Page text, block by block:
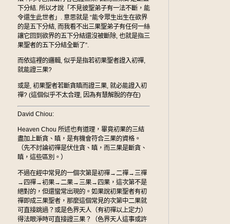
下分結. 所以才說「不見彼聖弟子有一法不斷，能
令還生此世者」. 意思就是 “能令眾生出生在欲界
的是五下分結, 而我看不出三果聖弟子有任何一絲
讓它回到欲界的五下分結還沒被斷除, 也就是指三
果聖者的五下分結全斷了”.
而依這裡的邏輯, 似乎是指若初果聖者證入初禪,
就能證三果?
或是, 初果聖者若斷貪瞋而證三果, 就必能證入初
禪? (這個似乎不太合理, 因為有慧解脫的存在)
David Chiou:
Heaven Chou 所述也有道理，畢竟初果的三結
盡加上斷貪、瞋，是有機會符合三果的資格。
（先不討論初禪是伏住貪、瞋，而三果是斷貪、
瞋，這些區別。）
不過在經中常見的一個次第是初禪→二禪→三禪
→四禪→初果→二果→三果→四果，這次第不是
絕對的，但還蠻常出現的。如果說初果聖者有初
禪即成三果聖者，那麼這個常見的次第中二果就
可直接跳過？或是色界天人（有初禪以上定力）
得法眼淨時可直接證三果？（色界天人這事或許